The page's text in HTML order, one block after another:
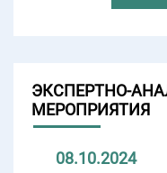
ЭКСПЕРТНО-
МЕРОПРИЯТИЯ
08.10.2024